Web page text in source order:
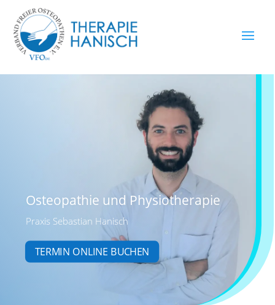
Osteopathie und Physiotherapie
Praxis Sebastian Hanisch
TERMIN ONLINE BUCHEN